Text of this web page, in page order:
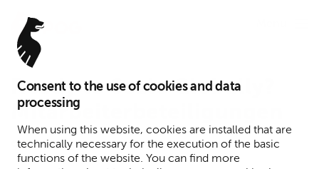
Consent to the use of cookies and data
processing
When using this website, cookies are installed that are
technically necessary for the execution of the basic
functions of the website. You can find more
Ready to Scale Globally?
Mitarbeiterbeteiligungen
9. Juli 2026 – Beginn um 12:30 Uhr